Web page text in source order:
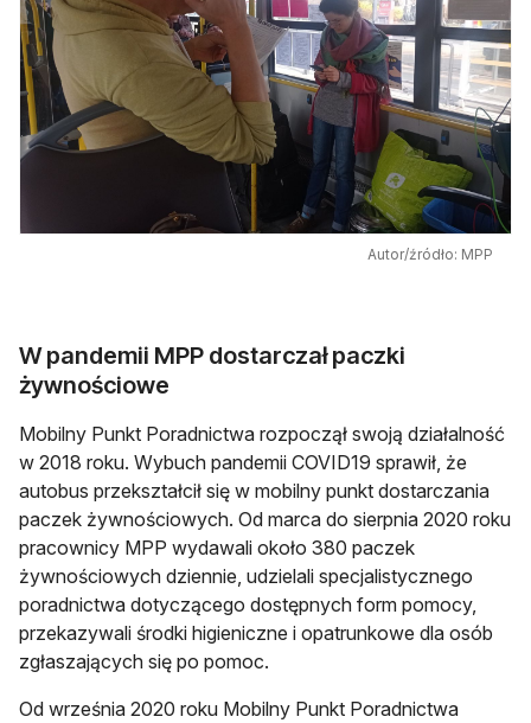
Autor/źródło: MPP
W pandemii MPP dostarczał paczki
żywnościowe
Mobilny Punkt Poradnictwa rozpoczął swoją działalność
w 2018 roku. Wybuch pandemii COVID19 sprawił, że
autobus przekształcił się w mobilny punkt dostarczania
paczek żywnościowych. Od marca do sierpnia 2020 roku
pracownicy MPP wydawali około 380 paczek
żywnościowych dziennie, udzielali specjalistycznego
poradnictwa dotyczącego dostępnych form pomocy,
przekazywali środki higieniczne i opatrunkowe dla osób
zgłaszających się po pomoc.
Od września 2020 roku Mobilny Punkt Poradnictwa